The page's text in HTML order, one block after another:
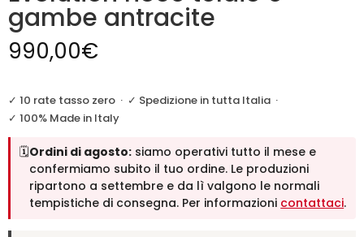
gambe antracite
990,00€
✓ 10 rate tasso zero · ✓ Spedizione in tutta Italia ·
✓ 100% Made in Italy
🗓️Ordini di agosto: siamo operativi tutto il mese e
confermiamo subito il tuo ordine. Le produzioni
ripartono a settembre e da lì valgono le normali
tempistiche di consegna. Per informazioni contattaci.